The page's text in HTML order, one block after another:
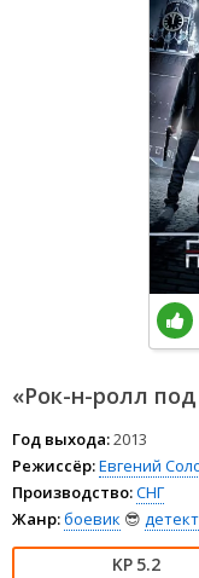
«Рок-н-ролл
Год выхода:2013
Режиссёр:Евгений
Производство:СНГ
Жанр:боевик 😎
5.2